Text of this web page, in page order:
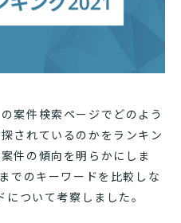
案件検索ページでどのよう
されているのかをランキン
件の傾向を明らかにしま
でのキーワードを比較しな
ついて考察しました。